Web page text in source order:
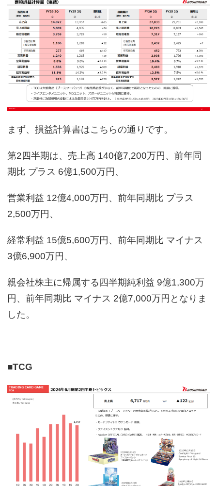
まず、損益計算書はこちらの通りです。
第2四半期は、売上高 140億7,200万円、前年同
期比 プラス 6億1,500万円、
営業利益 12億4,000万円、前年同期比 プラス
2,500万円、
経常利益 15億5,600万円、前年同期比 マイナス
3億6,900万円、
親会社株主に帰属する四半期純利益 9億1,300万
円、前年同期比 マイナス 2億7,000万円となりま
した。
■TCG